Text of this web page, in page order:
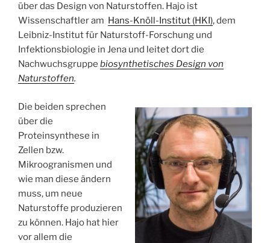
über das Design von Naturstoffen. Hajo ist
Wissenschaftler am Hans-Knöll-Institut (HKI), dem
Leibniz-Institut für Naturstoff-Forschung und
Infektionsbiologie in Jena und leitet dort die
Nachwuchsgruppe biosynthetisches Design von
Naturstoffen.
Die beiden sprechen
über die
Proteinsynthese in
Zellen bzw.
Mikroogranismen und
wie man diese ändern
muss, um neue
Naturstoffe produzieren
zu können. Hajo hat hier
vor allem die